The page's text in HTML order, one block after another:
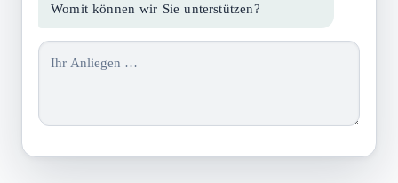
Womit können wir Sie unterstützen?